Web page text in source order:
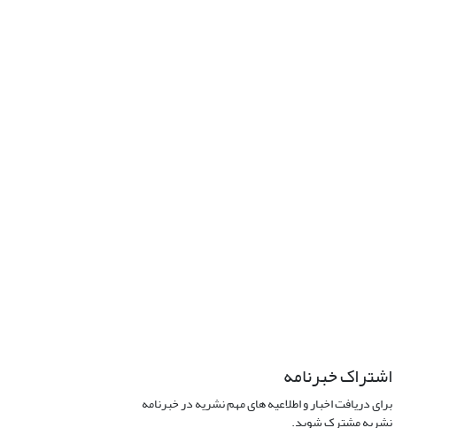
اشتراک خبرنامه
برای دریافت اخبار و اطلاعیه های مهم نشریه در خبرنامه
نشریه مشترک شوید.